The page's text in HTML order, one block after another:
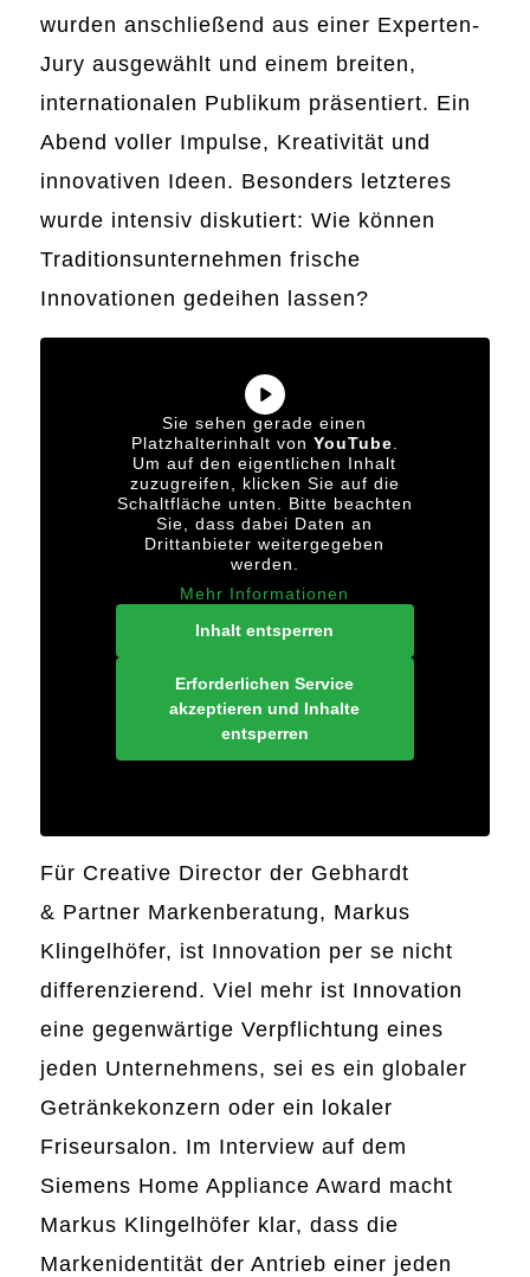
wurden anschließend aus einer Experten-
Jury ausgewählt und einem breiten,
internationalen Publikum präsentiert. Ein
Abend voller Impulse, Kreativität und
innovativen Ideen. Besonders letzteres
wurde intensiv diskutiert: Wie können
Traditionsunternehmen frische
Innovationen gedeihen lassen?
Sie sehen gerade einen
Platzhalterinhalt von YouTube
Um auf den eigentlichen Inhalt
zuzugreifen, klicken Sie auf die
Schaltfläche unten. Bitte beachten
Sie, dass dabei Daten an
Drittanbieter weitergegeben
werden.
Mehr Informationen
Inhalt entsperren
Erforderlichen Service
akzeptieren und Inhalte
entsperren
Für Creative Director der Gebhardt
& Partner Markenberatung, Markus
Klingelhöfer, ist Innovation per se nicht
differenzierend. Viel mehr ist Innovation
eine gegenwärtige Verpflichtung eines
jeden Unternehmens, sei es ein globaler
Getränkekonzern oder ein lokaler
Friseursalon. Im Interview auf dem
Siemens Home Appliance Award macht
Markus Klingelhöfer klar, dass die
Markenidentität der Antrieb einer jeden